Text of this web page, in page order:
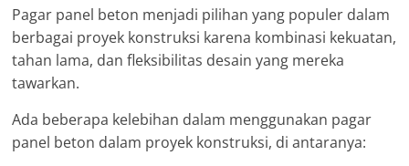
Pagar panel beton menjadi pilihan yang populer dalam
berbagai proyek konstruksi karena kombinasi kekuatan,
tahan lama, dan fleksibilitas desain yang mereka
tawarkan.
Ada beberapa kelebihan dalam menggunakan pagar
panel beton dalam proyek konstruksi, di antaranya: